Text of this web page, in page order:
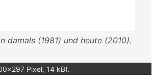
damals (1981) und heute (2010).
Pixel, 14 kB).